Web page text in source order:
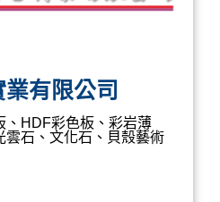
有限公司
、HDF彩色板、彩岩薄
雲石、文化石、貝殼藝術